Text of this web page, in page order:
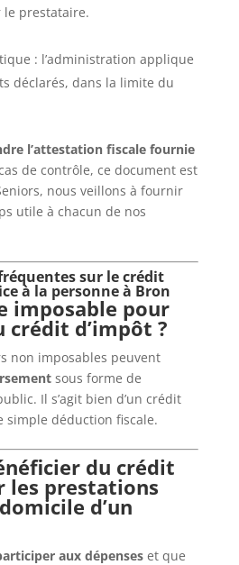
prestataire.
: l’administration applique
déclarés, dans la limite du
l’attestation fiscale fournie
de contrôle, ce document est
nous veillons à fournir
utile à chacun de nos
sur le crédit
à la personne à Bron
imposable pour
crédit d’impôt ?
non imposables peuvent
sous forme de
Il s’agit bien d’un crédit
simple déduction fiscale.
du crédit
les prestations
d’un
aux dépenseset que